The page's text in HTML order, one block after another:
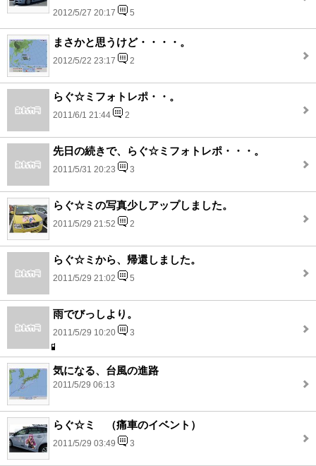
2012/5/27 20:17 5
まさかと思うけど・・・・。
2012/5/22 23:17 2
らぐ☆ミフォトレポ・・。
2011/6/1 21:44 2
先日の続きで、らぐ☆ミフォトレポ・・・。
2011/5/31 20:23 3
らぐ☆ミの写真少しアップしました。
2011/5/29 21:52 2
らぐ☆ミから、帰還しました。
2011/5/29 21:02 5
雨でびっしより。
2011/5/29 10:20 3
気になる、台風の進路
2011/5/29 06:13
らぐ☆ミ （痛車のイベント）
2011/5/29 03:49 3